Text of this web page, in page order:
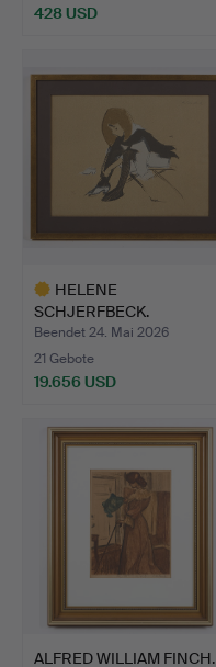
428 USD
HELENE
SCHJERFBECK.
„Seidenschuh“(1938), s…
Beendet 24. Mai 2026
21 Gebote
19.656 USD
Objekt
ALFRED WILLIAM FINCH.